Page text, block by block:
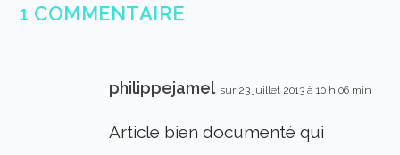
1 COMMENTAIRE
philippejamel sur 23 juillet 2013 à 10 h 06 min
Article bien documenté qui